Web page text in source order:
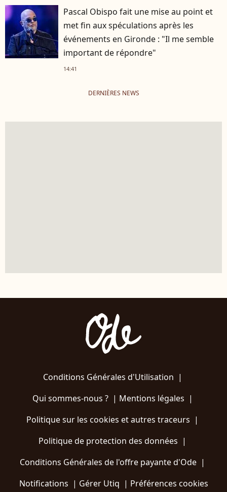
Pascal Obispo fait une mise au point et
met fin aux spéculations après les
événements en Gironde : "Il me semble
important de répondre"
14:41
DERNIÈRES NEWS
Conditions Générales d'Utilisation |
Qui sommes-nous ?| Mentions légales |
Politique sur les cookies et autres traceurs |
Politique de protection des données |
Conditions Générales de l'offre payante d'Ode |
Notifications | Gérer Utiq | Préférences cookies